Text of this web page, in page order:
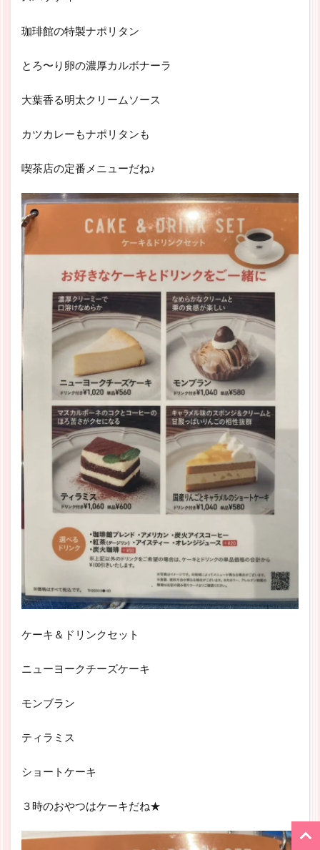
珈琲館の特製ナポリタン
とろ〜り卵の濃厚カルボナーラ
大葉香る明太クリームソース
カツカレーもナポリタンも
喫茶店の定番メニューだね♪
ケーキ＆ドリンクセット
ニューヨークチーズケーキ
モンブラン
ティラミス
ショートケーキ
３時のおやつはケーキだね★